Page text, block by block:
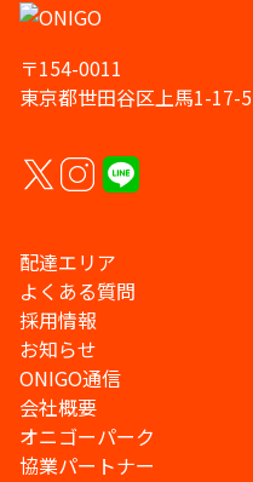
〒154-0011
東京都世田谷区上馬1-17-5
配達エリア
よくある質問
採用情報
お知らせ
ONIGO通信
会社概要
オニゴーパーク
協業パートナー